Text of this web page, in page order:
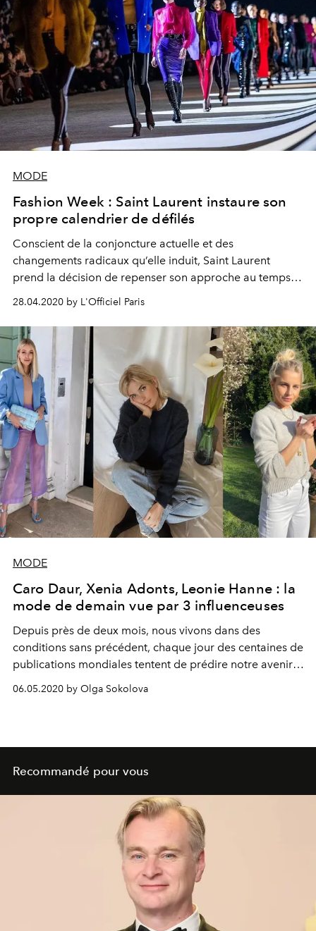
MODE
Fashion Week : Saint Laurent instaure son
propre calendrier de défilés
Conscient de la conjoncture actuelle et des
changements radicaux qu’elle induit, Saint Laurent
prend la décision de repenser son approche au temps et
28.04.2020 by L'Officiel Paris
MODE
Caro Daur, Xenia Adonts, Leonie Hanne : la
mode de demain vue par 3 influenceuses
Depuis près de deux mois, nous vivons dans des
conditions sans précédent, chaque jour des centaines de
publications mondiales tentent de prédire notre avenir,
instable et de maintenir la demande pour leurs produits.
obtenir ces prévisions, nous avons demandé à 3
influenceuses de nous donner leur avis.
06.05.2020 by Olga Sokolova
Recommandé pour vous